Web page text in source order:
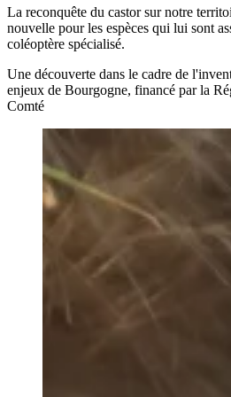
La reconquête du castor sur notre
nouvelle pour les espèces qui lui sont
coléoptère spécialisé.
Une découverte dans le cadre de
enjeux de Bourgogne, financé par la
Comté